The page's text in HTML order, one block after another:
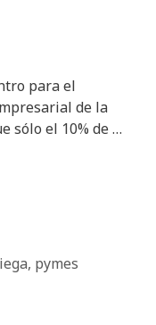
para el
de la
sólo el 10% de …
, pymes